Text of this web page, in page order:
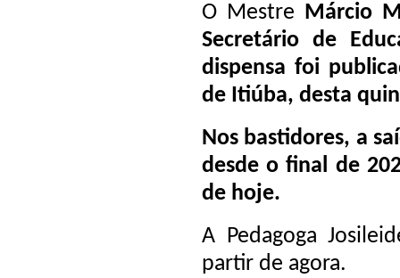
O Mestre
Márcio
Secretário de
dispensa foi
de Itiúba, desta
Nos bastidores, a
desde o final de
de hoje.
A Pedagoga
partir de agora.